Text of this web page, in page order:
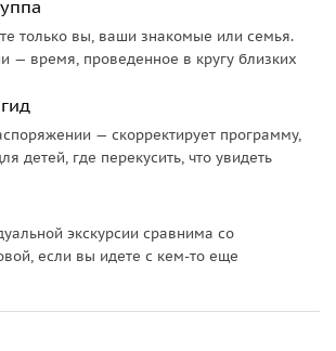
на территории 8,5 га
зоны в красивом двухсотлетнем парке
Алмашис уникальным
Вы можете продлить экскурсию за
на экскурсию в удобной обуви,
только вы, ваши знакомые или семья.
— время, проведенное в кругу близких
— скорректирует программу,
детей, где перекусить, что увидеть
экскурсии сравнима со
если вы идете с кем-то еще